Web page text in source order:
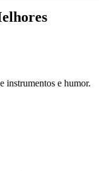
instrumentos e humor.